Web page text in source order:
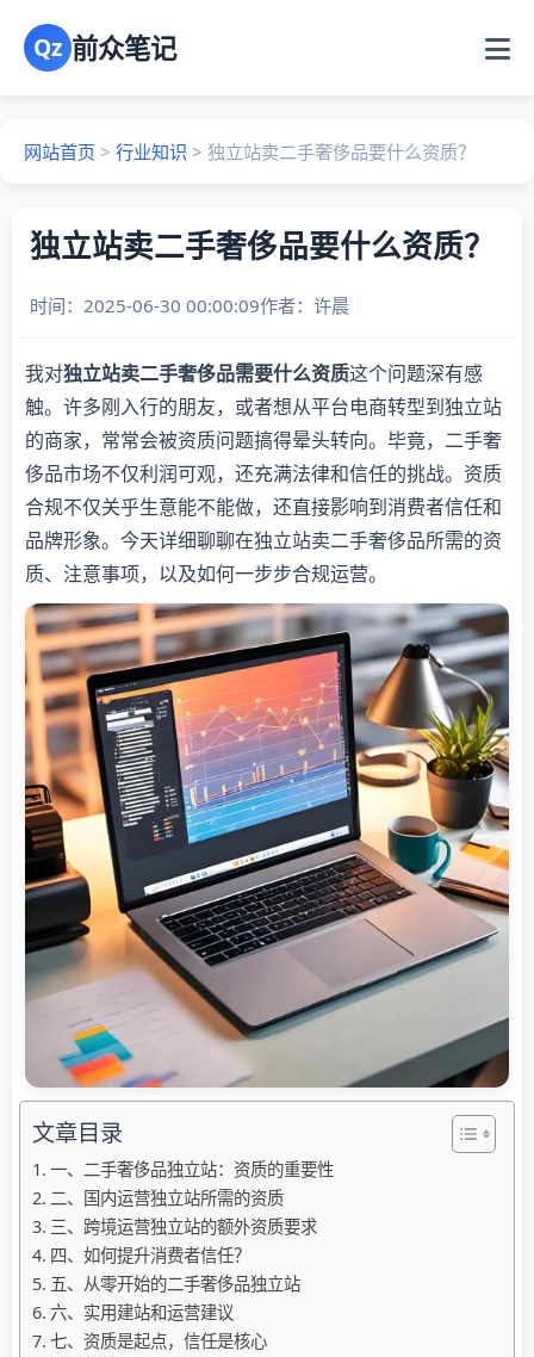
Qz 前众笔记
网站首页 > 行业知识 > 独立站卖二手奢侈品要什么资质？
独立站卖二手奢侈品要什么资质？
时间：2025-06-30 00:00:09作者： 许晨
我对独立站卖二手奢侈品需要什么资质这个问题深有感
触。许多刚入行的朋友，或者想从平台电商转型到独立站
的商家，常常会被资质问题搞得晕头转向。毕竟，二手奢
侈品市场不仅利润可观，还充满法律和信任的挑战。资质
合规不仅关乎生意能不能做，还直接影响到消费者信任和
品牌形象。今天详细聊聊在独立站卖二手奢侈品所需的资
质、注意事项，以及如何一步步合规运营。
文章目录
一、二手奢侈品独立站：资质的重要性
二、国内运营独立站所需的资质
三、跨境运营独立站的额外资质要求
四、如何提升消费者信任？
五、从零开始的二手奢侈品独立站
六、实用建站和运营建议
七、资质是起点，信任是核心